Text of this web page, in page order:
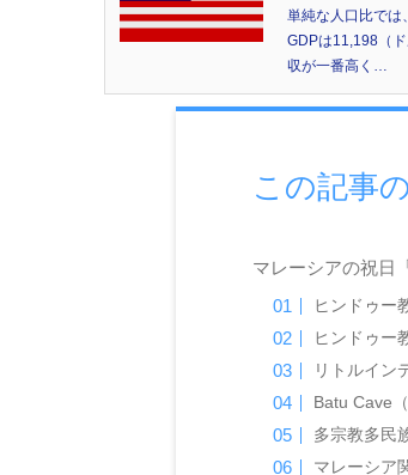
単純な人口比では
GDPは11,198（
収が一番高く…
この記事
マレーシアの祝日
ヒンドゥー
ヒンドゥー
リトルイン
Batu Cave
多宗教多民
マレーシア